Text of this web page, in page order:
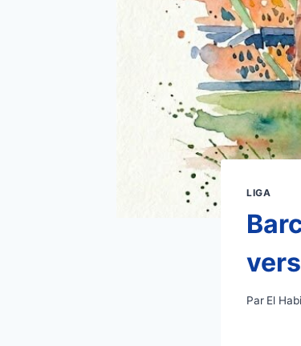
LIGA
Par El